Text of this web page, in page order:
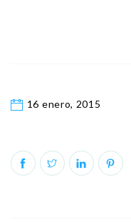
16 enero, 2015